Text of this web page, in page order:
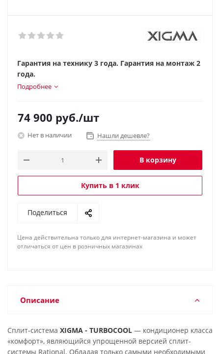
Гарантия на технику 3 года. Гарантия на монтаж 2
года.
Подробнее
74 900 руб./шт
Нет в наличии Нашли дешевле?
В корзину
Купить в 1 клик
Поделиться
Цена действительна только для интернет-магазина и может
отличаться от цен в розничных магазинах
Описание
Сплит-система XIGMA - TURBOCOOL — кондиционер класса
«комфорт», являющийся упрощенной версией сплит-
системы Rational. Обладая только самыми необходимыми